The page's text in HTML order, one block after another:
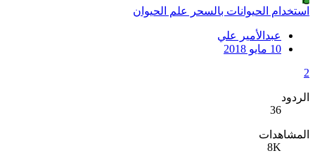
استخدام الحيوانات بالسحر علم الحيوان
عبدالأمير علي
10 مايو 2018
2
الردود
36
المشاهدات
8K